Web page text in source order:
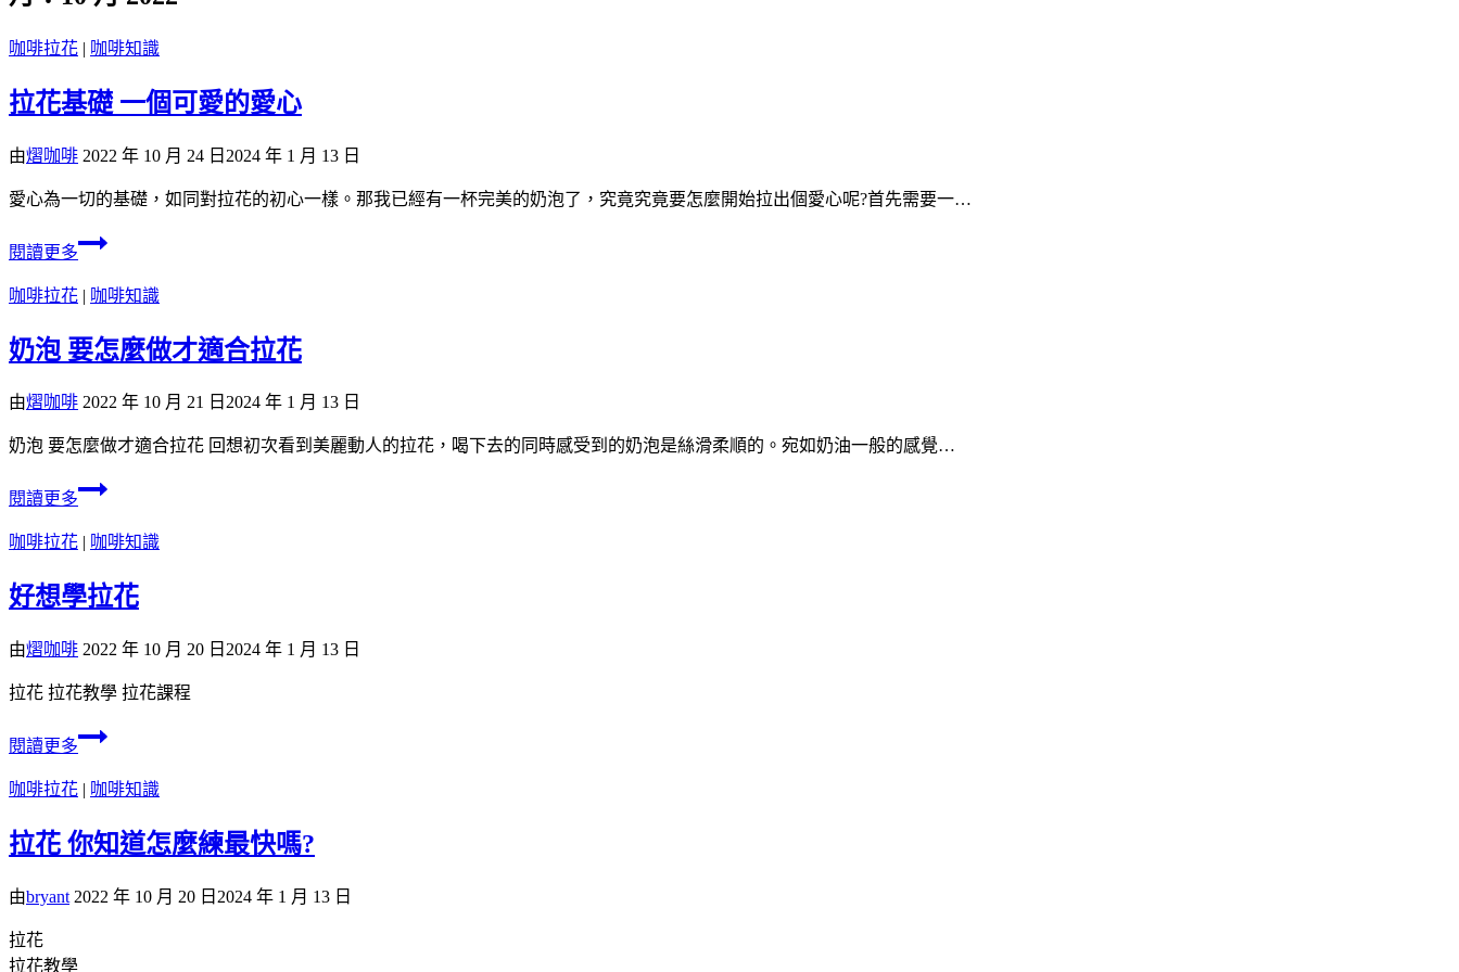
咖啡拉花 | 咖啡知識
拉花基礎 一個可愛的愛心
由熠咖啡 2022 年 10 月 24 日 2024 年 1 月 13 日
愛心為一切的基礎，如同對拉花的初心一樣。那我已經有一杯完美的奶泡了，究竟究竟要怎麼開始拉出個愛心呢?首先需要一…
閱讀更多
咖啡拉花 | 咖啡知識
奶泡 要怎麼做才適合拉花
由熠咖啡 2022 年 10 月 21 日 2024 年 1 月 13 日
奶泡 要怎麼做才適合拉花 回想初次看到美麗動人的拉花，喝下去的同時感受到的奶泡是絲滑柔順的。宛如奶油一般的感覺…
閱讀更多
咖啡拉花 | 咖啡知識
好想學拉花
由熠咖啡 2022 年 10 月 20 日 2024 年 1 月 13 日
拉花 拉花教學 拉花課程
閱讀更多
咖啡拉花 | 咖啡知識
拉花 你知道怎麼練最快嗎?
由bryant 2022 年 10 月 20 日 2024 年 1 月 13 日
拉花
拉花教學